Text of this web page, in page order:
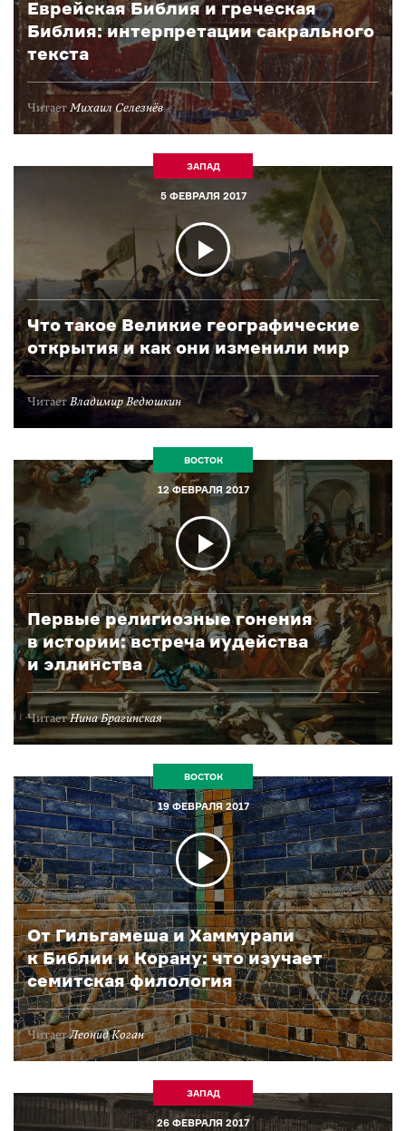
Еврейская Библия и греческая
Библия: интерпретации сакрального
текста
ЧитаетМихаил Селезнёв
ЗАПАД
5 ФЕВРАЛЯ 2017
Что такое Великие географические
открытия и как они изменили мир
ЧитаетВладимир Ведюшкин
ВОСТОК
12 ФЕВРАЛЯ 2017
Первые религиозные гонения
в истории: встреча иудейства
и эллинства
ЧитаетНина Брагинская
ВОСТОК
19 ФЕВРАЛЯ 2017
От Гильгамеша и Хаммурапи
к Библии и Корану: что изучает
семитская филология
ЧитаетЛеонид Коган
ЗАПАД
26 ФЕВРАЛЯ 2017